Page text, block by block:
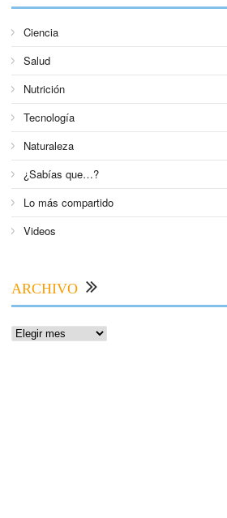
Ciencia
Salud
Nutrición
Tecnología
Naturaleza
¿Sabías que…?
Lo más compartido
Videos
ARCHIVO